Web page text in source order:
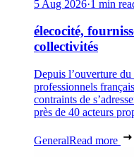
5 Aug 2026·1 min
élecocité,
collectivités
Depuis l’ouverture
professionnels
contraints de
près de 40 acteurs
GeneralRead more